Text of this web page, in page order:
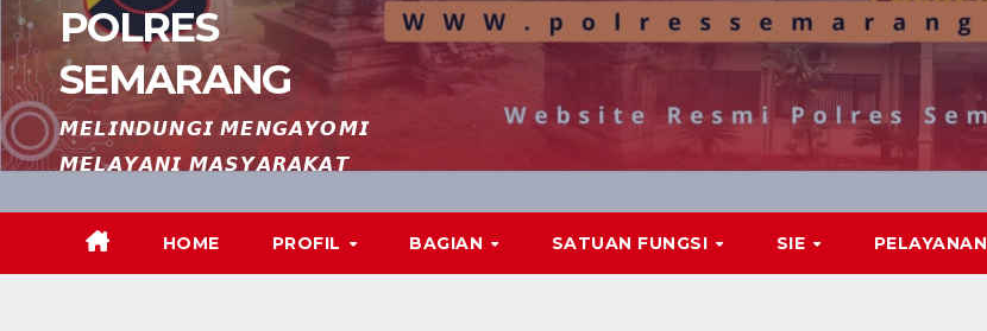
POLRES
SEMARANG
𝙈𝙀𝙇𝙄𝙉𝘿𝙐𝙉𝙂𝙄 𝙈𝙀𝙉𝙂𝘼𝙔𝙊𝙈𝙄
𝙈𝙀𝙇𝘼𝙔𝘼𝙉𝙄 𝙈𝘼𝙎𝙔𝘼𝙍𝘼𝙆𝘼𝙏
HOME PROFIL BAGIAN SATUAN FUNGSI SIE PELAYANAN